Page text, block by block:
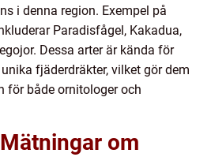
i denna region. Exempel på
Paradisfågel, Kakadua,
Dessa arter är kända för
fjäderdräkter, vilket gör dem
för både ornitologer och
om